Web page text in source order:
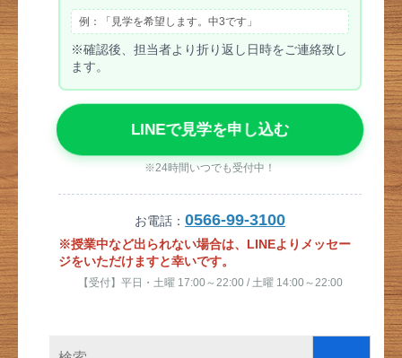
例：「見学を希望します。中3です」
※確認後、担当者より折り返し日時をご連絡致し
ます。
LINEで見学を申し込む
※24時間いつでも受付中！
お電話： 0566-99-3100
※授業中など出られない場合は、LINEよりメッセー
ジをいただけますと幸いです。
【受付】平日・土曜 17:00～22:00 / 土曜 14:00～22:00